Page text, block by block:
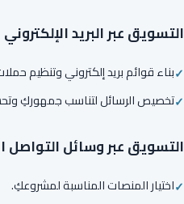
التسويق عبر البريد الإلكتروني
بناء قوائم بريد إلكتروني وتنظيم
تخصيص الرسائل لتناسب جمهوركِ
التسويق عبر وسائل التواصل
اختيار المنصات المناسبة لمشروعكِ.